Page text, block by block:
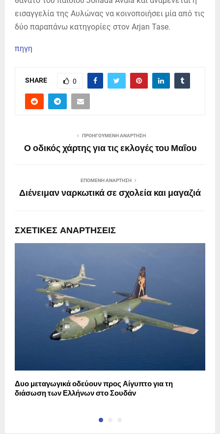
εισαγγελία της Αυλώνας να κοινοποιήσει μία από τις
δύο παραπάνω κατηγορίες στον Arjan Tase.
πηγη
SHARE 0
ΠΡΟΗΓΟΎΜΕΝΗ ΑΝΆΡΤΗΣΗ
Ο οδικός χάρτης για τις εκλογές του Μαΐου
ΕΠΌΜΕΝΗ ΑΝΆΡΤΗΣΗ
Διένειμαν ναρκωτικά σε σχολεία και μαγαζιά
ΣΧΕΤΙΚΈΣ ΑΝΑΡΤΉΣΕΙΣ
Δυο μεταγωγικά οδεύουν προς Αίγυπτο για τη
διάσωση των Ελλήνων στο Σουδάν